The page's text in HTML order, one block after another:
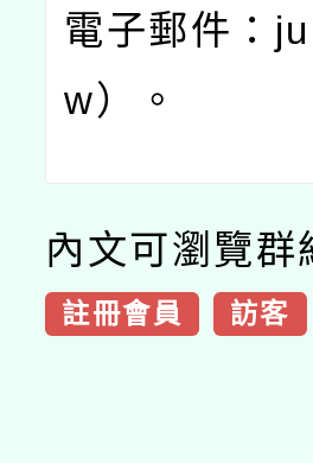
電子郵件：
w）。
內文可瀏覽群
註冊會員 訪客